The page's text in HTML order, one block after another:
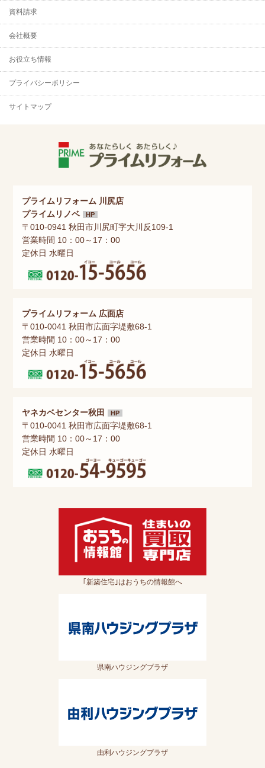
資料請求
会社概要
お役立ち情報
プライバシーポリシー
サイトマップ
プライムリフォーム 川尻店
プライムリノベ
HP
〒010-0941 秋田市川尻町字大川反109-1
営業時間 10：00～17：00
定休日 水曜日
プライムリフォーム 広面店
〒010-0041 秋田市広面字堤敷68-1
営業時間 10：00～17：00
定休日 水曜日
ヤネカベセンター秋田 HP
〒010-0041 秋田市広面字堤敷68-1
営業時間 10：00～17：00
定休日 水曜日
｢新築住宅｣はおうちの情報館へ
県南ハウジングプラザ
由利ハウジングプラザ